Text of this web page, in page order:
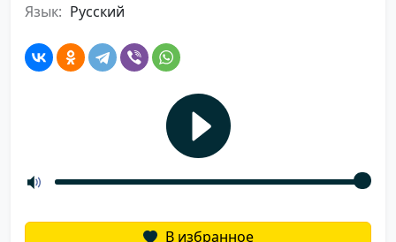
Язык: Русский
В избранное